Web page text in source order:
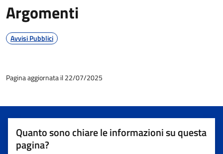
Argomenti
Avvisi Pubblici
Pagina aggiornata il 22/07/2025
Quanto sono chiare le informazioni su questa
pagina?